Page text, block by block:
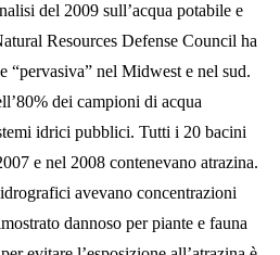
del 2009 sull’acqua potabile e
Resources Defense Council ha
“pervasiva” nel Midwest e nel sud.
dei campioni di acqua
idrici pubblici. Tutti i 20 bacini
e nel 2008 contenevano atrazina.
avevano concentrazioni
dannoso per piante e fauna